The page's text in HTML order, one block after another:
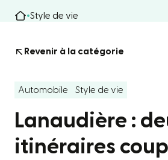
Style de vie
Revenir à la catégorie
Automobile Style de vie
Lanaudière :
itinéraires